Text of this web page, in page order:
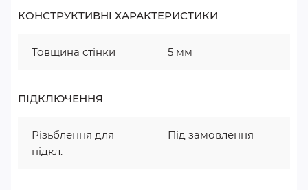
КОНСТРУКТИВНІ ХАРАКТЕРИСТИКИ
Товщина стінки 5 мм
ПІДКЛЮЧЕННЯ
Різьблення для
підкл.
Під замовлення